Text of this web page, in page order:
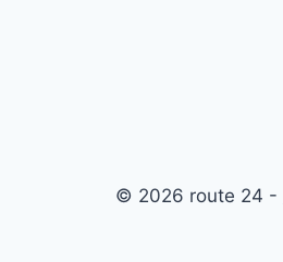
© 2026 route 24 -